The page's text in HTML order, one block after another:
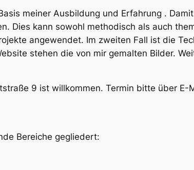
meiner Ausbildung und Erfahrung .
Dies kann sowohl methodisch als auch
angewendet. Im zweiten Fall ist die
stehen die von mir gemalten Bilder.
9 ist willkommen. Termin bitte über E-
Bereiche gegliedert: